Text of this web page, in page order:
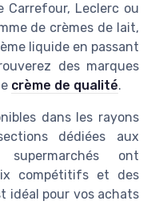
Carrefour, Leclerc ou
de crèmes de lait,
liquide en passant
des marques
crème de qualité.
dans les rayons
dédiées aux
ont
compétitifs et des
idéal pour vos achats